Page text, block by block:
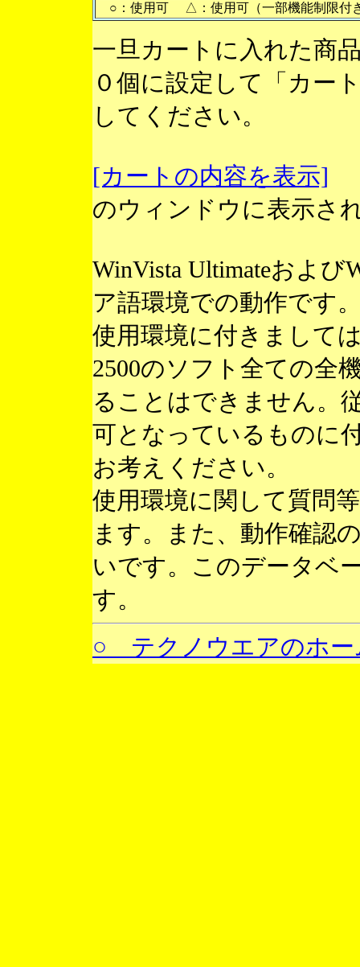
○：使用可 △：使用可（一部機能制限
一旦カートに入れた商
０個に設定して「カー
してください。
[カートの内容を表示]
のウィンドウに表示さ
WinVista Ultimateおよ
ア語環境での動作です
使用環境に付きまして
2500のソフト全ての全
ることはできません。
可となっているものに
お考えください。
使用環境に関して質問
ます。また、動作確認
いです。このデータベ
す。
○ テクノウエアのホー